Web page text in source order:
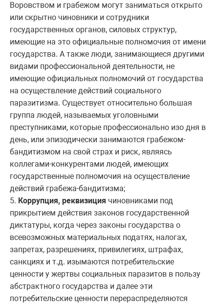
Воровством и грабежом могут заниматься открыто
или скрытно чиновники и сотрудники
государственных органов, силовых структур,
имеющие на это официальные полномочия от имени
государства. А также люди, занимающиеся другими
видами профессиональной деятельности, не
имеющие официальных полномочий от государства
на осуществление действий социального
паразитизма. Существует относительно большая
группа людей, называемых уголовными
преступниками, которые профессионально изо дня в
день, или эпизодически занимаются грабежом-
бандитизмом на свой страх и риск, являясь
коллегами-конкурентами людей, имеющих
государственные полномочия на осуществление
действий грабежа-бандитизма;
5. Коррупция, реквизиция чиновниками под
прикрытием действия законов государственной
диктатуры, когда через законы государства о
всевозможных материальных податях, налогах,
запретах, разрешениях, привилегиях, штрафах,
санкциях и т.д. изымаются потребительские
ценности у жертвы социальных паразитов в пользу
абстрактного государства и далее эти
потребительские ценности перераспределяются